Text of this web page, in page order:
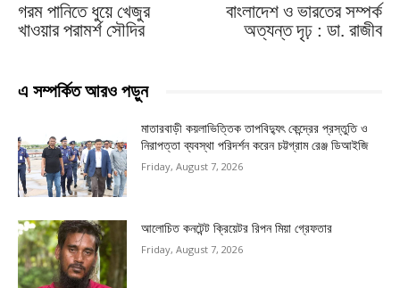
গরম পানিতে ধুয়ে খেজুর
খাওয়ার পরামর্শ সৌদির
বাংলাদেশ ও ভারতের সম্পর্ক
অত্যন্ত দৃঢ় : ডা. রাজীব
এ সম্পর্কিত আরও পড়ুন
মাতারবাড়ী কয়লাভিত্তিক তাপবিদ্যুৎ কেন্দ্রের প্রস্তুতি ও
নিরাপত্তা ব্যবস্থা পরিদর্শন করেন চট্টগ্রাম রেঞ্জ ডিআইজি
Friday, August 7, 2026
আলোচিত কনটেন্ট ক্রিয়েটর রিপন মিয়া গ্রেফতার
Friday, August 7, 2026